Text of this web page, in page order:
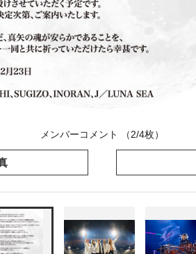
メンバーコメント （2/4枚）